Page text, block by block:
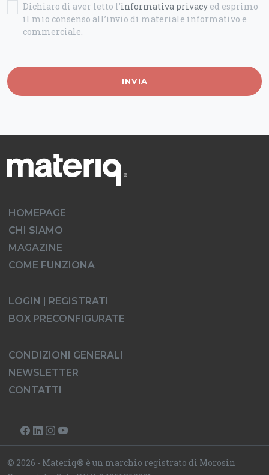
Dichiaro di aver letto l’informativa privacy ed esprimo
il mio consenso all’invio di materiale informativo e
commerciale.
INVIA
HOMEPAGE
CHI SIAMO
MAGAZINE
COME FUNZIONA
LOGIN | REGISTRATI
BOX PRECONFIGURATE
CONDIZIONI GENERALI
NEWSLETTER
CONTATTI
© 2026 - Materiq® è un marchio registrato di Morosin